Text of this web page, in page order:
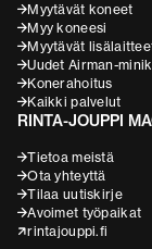
Myytävät koneet
Myy koneesi
Myytävät
Uudet Airman-
Konerahoitus
Kaikki palvelut
RINTA-JOUPPI
Tietoa meistä
Ota yhteyttä
Tilaa uutiskirje
Avoimet työpaikat
rintajouppi.fi